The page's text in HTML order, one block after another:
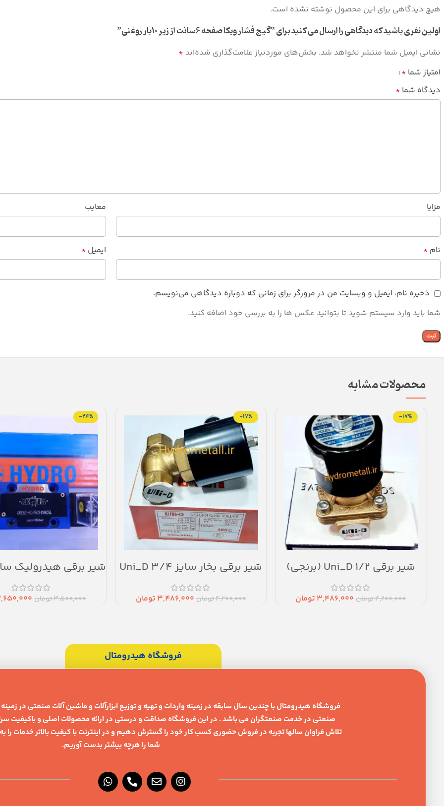
هیچ دیدگاهی برای این محصول نوشته نشده است.
اولین نفری باشید که دیدگاهی را ارسال می کنید برای “گیج فشار ویکا صفحه ۶سانت از زیر ۱۰بار روغنی”
نشانی ایمیل شما منتشر نخواهد شد. بخش‌های موردنیاز علامت‌گذاری شده‌اند *
امتیاز شما *
دیدگاه شما *
مزایا معایب
نام * ایمیل *
ذخیره نام، ایمیل و وبسایت من در مرورگر برای زمانی که دوباره دیدگاهی می‌نویسم.
شما باید وارد سیستم شوید تا بتوانید عکس ها را به بررسی خود اضافه کنید.
محصولات مشابه
-17%
شیر برقی ۱/۲ Uni_D (برنجی)
4,200,000تومان 3,486,000 تومان
-17%
شیر برقی بخار سایز ۳/۴ Uni_D
4,200,000تومان 3,486,000 تومان
-24%
بوبین
3,500,000تومان
فروشگاه هیدرومتال
فروشگاه هیدرومتال با چندین سال سابقه در زمینه واردات و تهیه و توزیع ابزارآلات و ماشین آلات صنعتی در
صنعتی در خدمت صنعتگران می باشد . در این فروشگاه صداقت و درستی در ارائه محصولات اصلی و باکیفیت
تلاش فراوان سالها تجربه در فروش حضوری کسب کار خود را گسترش دهیم و در اینترنت با کیفیت بالاتر خدمات را
شما را هرچه بیشتر بدست آوریم.